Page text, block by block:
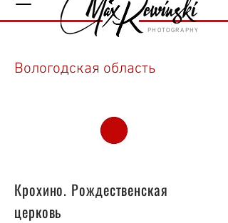
PHOTOGRAPHY
Вологодская область
Крохино. Рождественская
церковь